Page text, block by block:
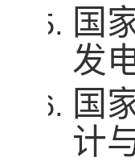
国
发
国
计